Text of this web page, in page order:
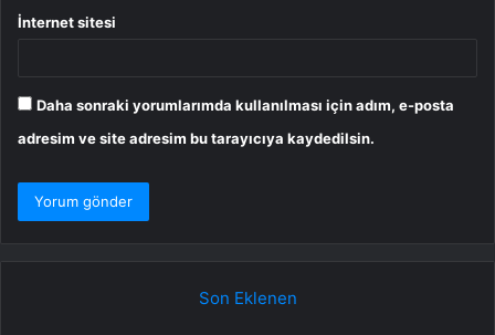
İnternet sitesi
Daha sonraki yorumlarımda kullanılması için adım, e-posta
adresim ve site adresim bu tarayıcıya kaydedilsin.
Son Eklenen